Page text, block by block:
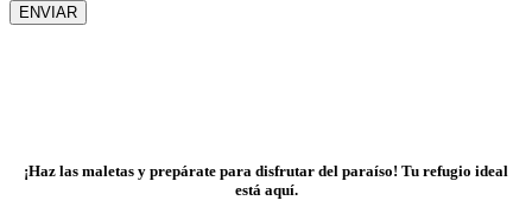
¡Haz las maletas y prepárate para disfrutar del paraíso! Tu refugio ideal
está aquí.